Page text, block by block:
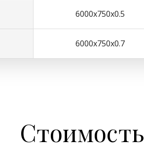
6000х750х0.5
6000х750х0.7